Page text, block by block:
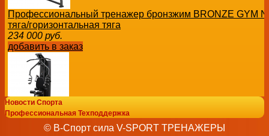
Профессиональный тренажер бронзжим BRONZE GYM
тяга/горизонтальная тяга
234 000 руб.
добавить в заказ
Силовой комплекс полукоммерческий SVENSSON BODY
руб.
Новости Спорта
Профессиональная Техподдержка
© В-Спорт сила V-SPORT ТРЕНАЖЕРЫ